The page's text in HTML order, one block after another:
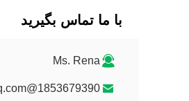
با ما تماس بگیرید
Ms. Rena
1853679390@qq.com